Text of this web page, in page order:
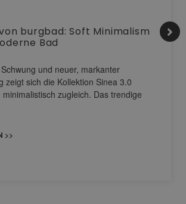
burgbad: Soft Minimalism
Bad
und neuer, markanter
zeigt sich die Kollektion Sinea 3.0
zugleich. Das trendige
>>